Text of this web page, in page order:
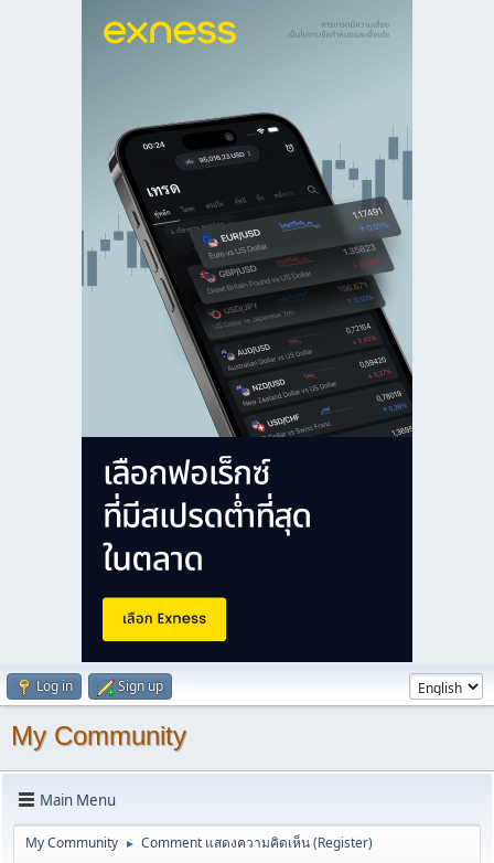
Log in Sign up
My Community
Main Menu
My Community ► Comment แสดงความคิดเห็น (Register)